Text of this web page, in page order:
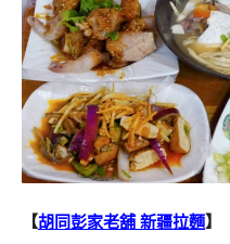
【胡同彭家老舖 新疆拉麵】